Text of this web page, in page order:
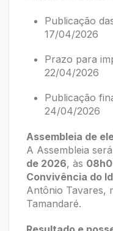
Publicação
17/04/2026
Prazo para
22/04/2026
Publicação
24/04/2026
Assembleia de
A Assembleia
de 2026, às
Convivência do
Antônio Tavares,
Tamandaré.